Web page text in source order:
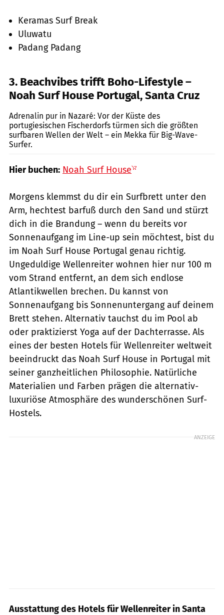
Keramas Surf Break
Uluwatu
Padang Padang
3. Beachvibes trifft Boho-Lifestyle –
Noah Surf House Portugal, Santa Cruz
GettyImages.de/RichardALock
Adrenalin pur in Nazaré: Vor der Küste des
portugiesischen Fischerdorfs türmen sich die größten
surfbaren Wellen der Welt – ein Mekka für Big-Wave-
Surfer.
Hier buchen: Noah Surf House
Morgens klemmst du dir ein Surfbrett unter den
Arm, hechtest barfuß durch den Sand und stürzt
dich in die Brandung – wenn du bereits vor
Sonnenaufgang im Line-up sein möchtest, bist du
im Noah Surf House Portugal genau richtig.
Ungeduldige Wellenreiter wohnen hier nur 100 m
vom Strand entfernt, an dem sich endlose
Atlantikwellen brechen. Du kannst von
Sonnenaufgang bis Sonnenuntergang auf deinem
Brett stehen. Alternativ tauchst du im Pool ab
oder praktizierst Yoga auf der Dachterrasse. Als
eines der besten Hotels für Wellenreiter weltweit
beeindruckt das Noah Surf House in Portugal mit
seiner ganzheitlichen Philosophie. Natürliche
Materialien und Farben prägen die alternativ-
luxuriöse Atmosphäre des wunderschönen Surf-
Hostels.
ANZEIGE
Ausstattung des Hotels für Wellenreiter in Santa